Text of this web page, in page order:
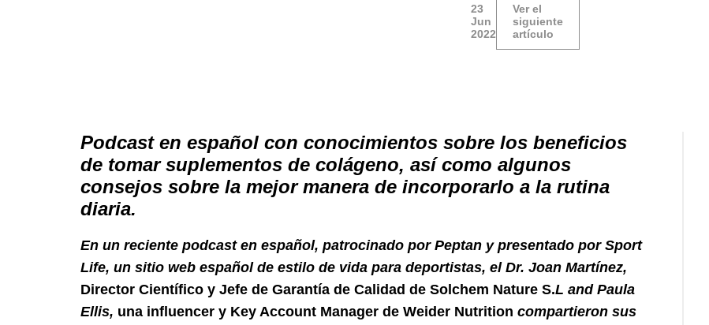
23
Jun
2022
Ver el
siguiente
artículo
Podcast en español con conocimientos sobre los beneficios
de tomar suplementos de colágeno, así como algunos
consejos sobre la mejor manera de incorporarlo a la rutina
diaria.
En un reciente podcast en español, patrocinado por Peptan y presentado por Sport
Life, un sitio web español de estilo de vida para deportistas, el Dr. Joan Martínez,
Director Científico y Jefe de Garantía de Calidad de Solchem Nature S.L and Paula
Ellis, una influencer y Key Account Manager de Weider Nutrition compartieron sus